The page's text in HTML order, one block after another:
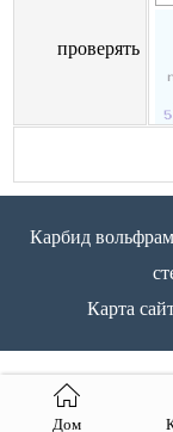
проверять
Карбид
Карта
Дом